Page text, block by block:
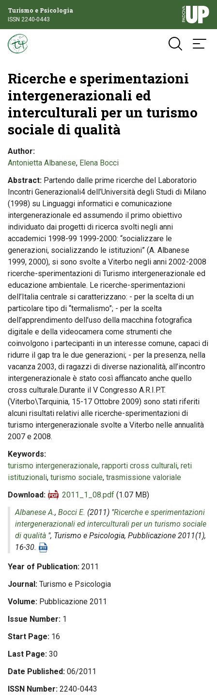
Turismo e Psicologia
ISSN 2240-0443
Ricerche e sperimentazioni
intergenerazionali ed
interculturali per un turismo
sociale di qualità
Author
Antonietta Albanese, Elena Bocci
Abstract Partendo dalle prime ricerche del Laboratorio
Incontri Generazionali4 dell’Università degli Studi di Milano
(1998) su Linguaggi informatici e comunicazione
intergenerazionale ed assumendo il primo obiettivo
individuato dai progetti di ricerca svolti negli anni
accademici 1998-99 1999-2000: “socializzare le
generazioni, socializzando le istituzioni” (A. Albanese
1999, 2000), si sono svolte a Viterbo negli anni 2002-2008
ricerche-sperimentazioni di Turismo intergenerazionale ed
educazione ambientale. Le ricerche-sperimentazioni
dell’Italia centrale si caratterizzano: - per la scelta di un
particolare tipo di “termalismo”; - per la scelta
dell’apprendimento dell’uso della macchina fotografica
digitale e della videocamera come strumenti che
coinvolgono i partecipanti in un interesse comune, capaci di
ridurre il gap tra le due generazioni; - per la presenza, nella
vacanza 2003, di ragazzi di diverse nazionalità, all’incontro
intergenerazionale è stato così affiancato anche quello
cross culturale.Durante il V Congresso A.R.I.P.T.
(Viterbo\Tarquinia, 15-17 Ottobre 2009) sono stati riferiti
alcuni risultati relativi alle ricerche-sperimentazioni di
turismo intergenerazionale svolte a Viterbo nelle annualità
2007 e 2008.
Keywords
turismo intergenerazionale, rapporti cross culturali, reti
istituzionali, turismo sociale, trasmissione valoriale
Download
2011_1_08.pdf (1.07 MB)
Albanese A., Bocci E. (2011) "Ricerche e sperimentazioni
intergenerazionali ed interculturali per un turismo sociale
di qualità ", Turismo e Psicologia, Pubblicazione 2011(1),
16-30.
Year of Publication 2011
Journal Turismo e Psicologia
Volume Pubblicazione 2011
Issue Number 1
Start Page 16
Last Page 30
Date Published 06/2011
ISSN Number 2240-0443